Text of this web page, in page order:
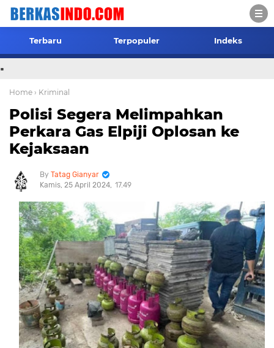
Terbaru Terpopuler Indeks
.
Home › Kriminal
Polisi Segera Melimpahkan
Perkara Gas Elpiji Oplosan ke
Kejaksaan
Tatag Gianyar
Kamis, 25 April 2024 17.49